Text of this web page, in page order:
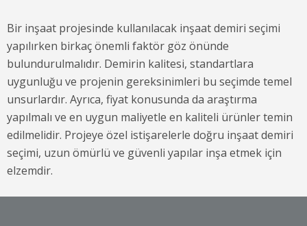
Bir inşaat projesinde kullanılacak inşaat demiri seçimi
yapılırken birkaç önemli faktör göz önünde
bulundurulmalıdır. Demirin kalitesi, standartlara
uygunluğu ve projenin gereksinimleri bu seçimde temel
unsurlardır. Ayrıca, fiyat konusunda da araştırma
yapılmalı ve en uygun maliyetle en kaliteli ürünler temin
edilmelidir. Projeye özel istişarelerle doğru inşaat demiri
seçimi, uzun ömürlü ve güvenli yapılar inşa etmek için
elzemdir.